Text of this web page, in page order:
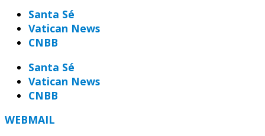
Santa Sé
Vatican News
CNBB
Santa Sé
Vatican News
CNBB
WEBMAIL